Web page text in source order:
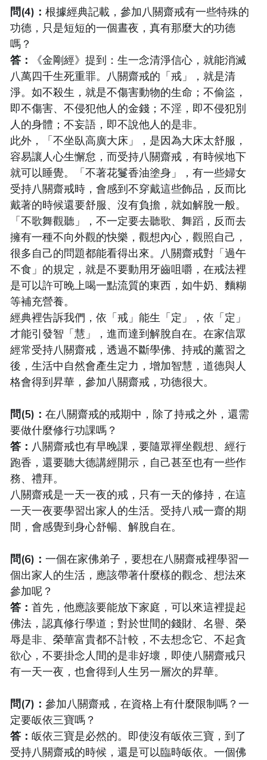
問(4)： 根據經典記載，參加八關齋戒有一些特殊的
功德，只是短短的一個晝夜，真有那麼大的功德
嗎？
答：
《金剛經》提到：生一念清淨信心，就能消滅
八萬四千生死重罪。八關齋戒的「戒」，就是清
淨。如不殺生，就是不傷害動物的生命；不偷盜，
即不傷害、不侵犯他人的金錢；不淫，即不侵犯別
人的身體；不妄語，即不說他人的是非。
此外，「不坐臥高廣大床」，是因為大床太舒服，
容易讓人心生懈怠，而受持八關齋戒，有時候地下
就可以睡覺。「不著花鬘香油塗身」，有一些婦女
受持八關齋戒時，會感到不穿戴這些飾品，反而比
戴著的時候還要舒服、沒有負擔，就如解脫一般。
「不歌舞觀聽」，不一定要去聽歌、舞蹈，反而去
擁有一種不向外觀的快樂，觀想內心，觀照自己，
很多自己的問題都能看得出來。八關齋戒對「過午
不食」的規定，就是不要動用牙齒咀嚼，在戒法裡
是可以許可晚上喝一點流質的東西，如牛奶、麵糊
等補充營養。
經典裡告訴我們，依「戒」能生「定」，依「定」
才能引發智「慧」，進而達到解脫自在。在家信眾
經常受持八關齋戒，透過不斷學佛、持戒的薰習之
後，生活中自然會產生定力，增加智慧，道德與人
格會得到昇華，參加八關齋戒，功德很大。
問(5)： 在八關齋戒的戒期中，除了持戒之外，還需
要做什麼修行功課嗎？
答： 八關齋戒也有早晚課，要隨眾禪坐觀想、經行
跑香，還要聽大德講經開示，自己甚至也有一些作
務、禮拜。
八關齋戒是一天一夜的戒，只有一天的修持，在這
一天一夜要學習出家人的生活。受持八戒一齋的期
間，會感覺到身心舒暢、解脫自在。
問(6)： 一個在家佛弟子，要想在八關齋戒裡學習一
個出家人的生活，應該帶著什麼樣的觀念、想法來
參加呢？
答： 首先，他應該要能放下家庭，可以來這裡提起
佛法，認真修行學道；對於世間的錢財、名譽、榮
辱是非、榮華富貴都不計較，不去想念它、不起貪
欲心，不要掛念人間的是非好壞，即使八關齋戒只
有一天一夜，也會得到人生另一層次的昇華。
問(7)： 參加八關齋戒，在資格上有什麼限制嗎？一
定要皈依三寶嗎？
答： 皈依三寶是必然的。即使沒有皈依三寶，到了
受持八關齋戒的時候，還是可以臨時皈依。一個佛